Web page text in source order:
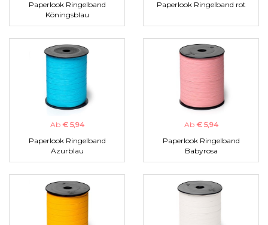
Paperlook Ringelband
Köningsblau
Paperlook Ringelband rot
Ab € 5,94
Paperlook Ringelband
Azurblau
Ab € 5,94
Paperlook Ringelband
Babyrosa